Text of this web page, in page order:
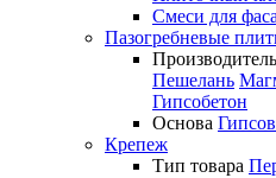
Смеси для
Пазогребневые
Производитель
Пешелань
Гипсобетон
Основа
Крепеж
Тип товара